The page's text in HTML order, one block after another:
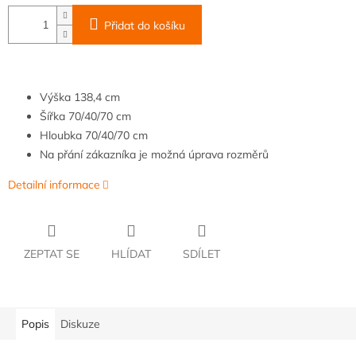
Přidat do košíku
Výška 138,4 cm
Šířka 70/40/70 cm
Hloubka 70/40/70 cm
Na přání zákazníka je možná úprava rozměrů
Detailní informace
ZEPTAT SE HLÍDAT SDÍLET
Popis Diskuze